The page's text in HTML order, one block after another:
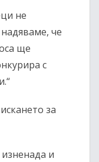
не
че
ще
с
за
и